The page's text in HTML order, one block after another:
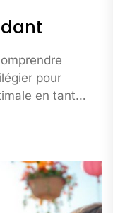
pour
en tant